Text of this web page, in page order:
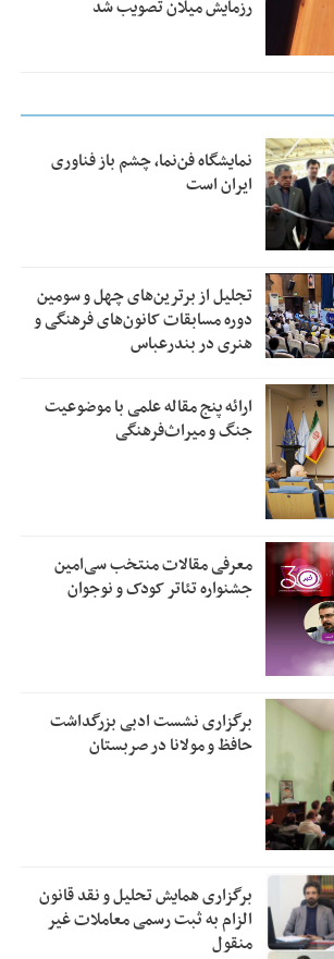
رزمایش میلان تصویب شد
نمایشگاه فن‌نما، چشم باز فناوری
ایران است
تجلیل از بر‌ترین‌های چهل و سومین
دوره مسابقات کانون‌های فرهنگی و
هنری در بندرعباس
ارائه پنج مقاله علمی با موضوعیت
جنگ و میراث‌فرهنگی
معرفی مقالات منتخب سی‌امین
جشنواره تئاتر کودک و نوجوان
برگزاری نشست ادبی بزرگداشت
حافظ و مولانا در صربستان
برگزاری همایش تحلیل و نقد قانون
الزام به ثبت رسمی معاملات غیر
منقول